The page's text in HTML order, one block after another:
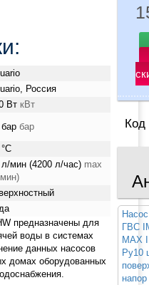
Россия
Вт кВт
бар
мин (4200 л/час) max
предназначены для
воды в системах
данных насосов
домах оборудованных
ГВС
MAX
Ру10